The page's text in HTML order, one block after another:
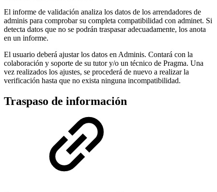
El informe de validación analiza los datos de los arrendadores de
adminis para comprobar su completa compatibilidad con adminet. Si
detecta datos que no se podrán traspasar adecuadamente, los anota
en un informe.
El usuario deberá ajustar los datos en Adminis. Contará con la
colaboración y soporte de su tutor y/o un técnico de Pragma. Una
vez realizados los ajustes, se procederá de nuevo a realizar la
verificación hasta que no exista ninguna incompatibilidad.
Traspaso de información